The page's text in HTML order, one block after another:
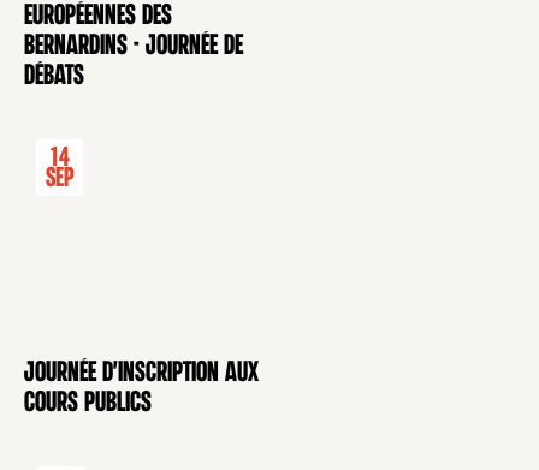
européennes des
Bernardins - Journée de
débats
CONFÉRENCE
14
Sep
Journée d'inscription aux
cours publics